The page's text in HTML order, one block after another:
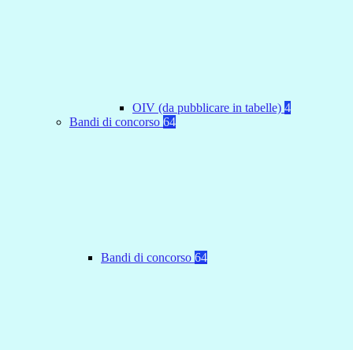
OIV (da pubblicare in tabelle) 4
Bandi di concorso 64
Bandi di concorso 64